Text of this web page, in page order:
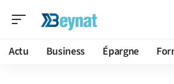
Actu Business Épargne